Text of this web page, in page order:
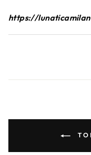
https://